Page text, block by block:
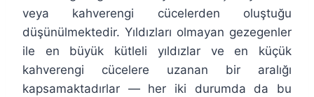
veya kahverengi cücelerden oluştuğu
düşünülmektedir. Yıldızları olmayan gezegenler
ile en büyük kütleli yıldızlar ve en küçük
kahverengi cücelere uzanan bir aralığı
kapsamaktadırlar — her iki durumda da bu